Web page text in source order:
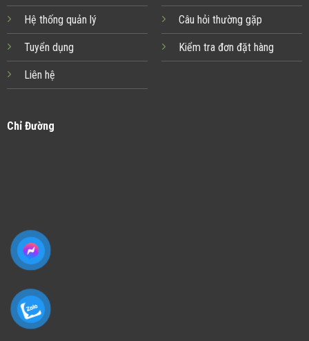
Hệ thống quản lý
Tuyển dụng
Liên hệ
Câu hỏi thường gặp
Kiểm tra đơn đặt hàng
Chỉ Đường